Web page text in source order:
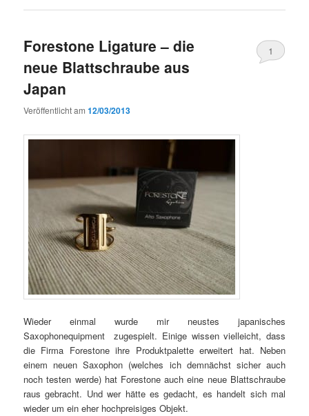
Forestone Ligature – die
neue Blattschraube aus
Japan
Veröffentlicht am12/03/2013
1
Wieder einmal wurde mir neustes japanisches
Saxophonequipment zugespielt. Einige wissen vielleicht, dass
die Firma Forestone ihre Produktpalette erweitert hat. Neben
einem neuen Saxophon (welches ich demnächst sicher auch
noch testen werde) hat Forestone auch eine neue Blattschraube
raus gebracht. Und wer hätte es gedacht, es handelt sich mal
wieder um ein eher hochpreisiges Objekt.